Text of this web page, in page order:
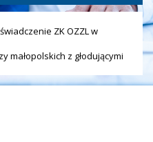
ZK OZZL w
małopolskich z głodującymi